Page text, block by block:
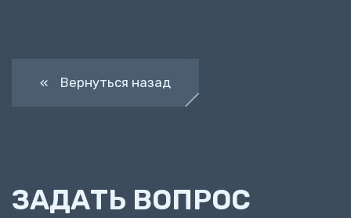
« Вернуться назад
ЗАДАТЬ ВОПРОС